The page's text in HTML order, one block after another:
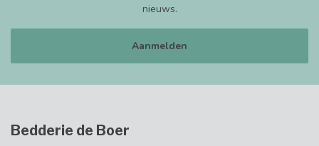
nieuws.
Aanmelden
Bedderie de Boer